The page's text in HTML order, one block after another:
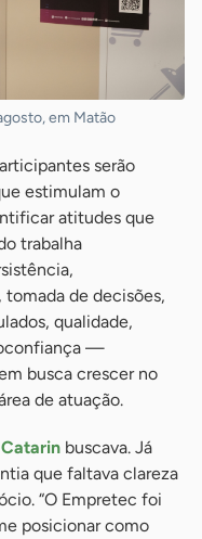
em Matão
serão
estimulam o
atitudes que
trabalha
de decisões,
qualidade,
—
busca crescer no
de atuação.
buscava. Já
que faltava clareza
“O Empretec foi
posicionar como